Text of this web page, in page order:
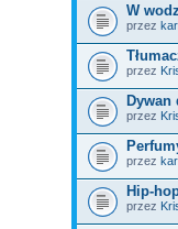
W
przez
przez
Dywan
przez
przez
Hip-
przez